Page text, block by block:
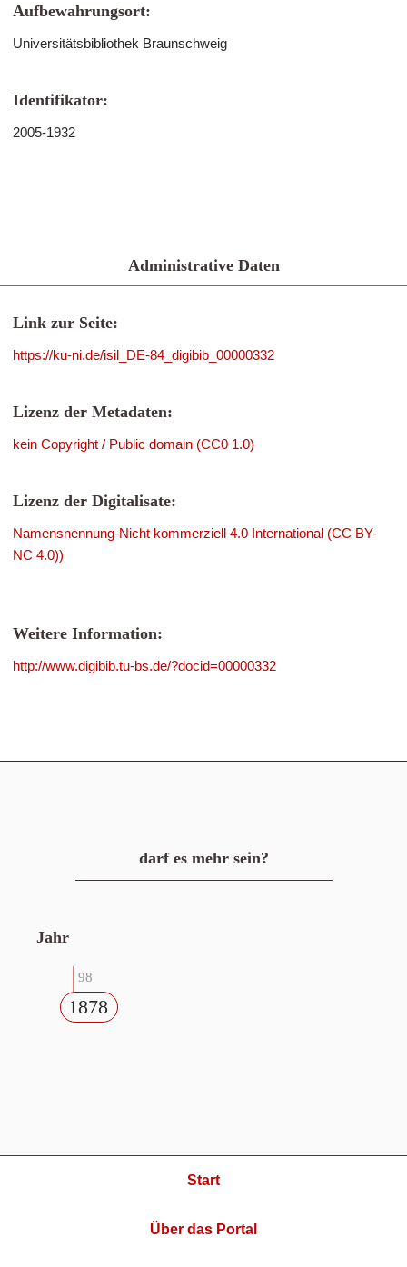
Aufbewahrungsort:
Universitätsbibliothek Braunschweig
Identifikator:
2005-1932
Administrative Daten
Link zur Seite:
https://ku-ni.de/isil_DE-84_digibib_00000332
Lizenz der Metadaten:
kein Copyright / Public domain (CC0 1.0)
Lizenz der Digitalisate:
Namensnennung-Nicht kommerziell 4.0 International (CC BY-
NC 4.0))
Weitere Information:
http://www.digibib.tu-bs.de/?docid=00000332
darf es mehr sein?
Jahr
98
1878
Start
Über das Portal